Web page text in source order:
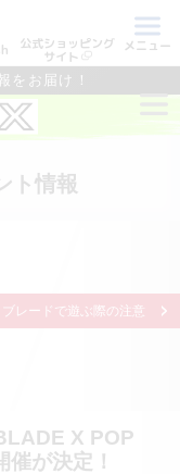
公式ショッピング
サイト
メニュー
をお届け！
ト情報
ブレードで遊ぶ際の注意
X POP
が決定！